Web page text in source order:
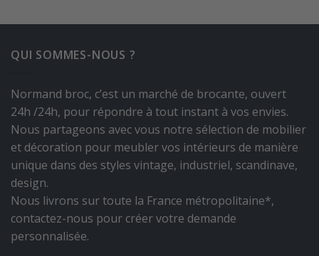
QUI SOMMES-NOUS ?
Normand broc, c’est un marché de brocante, ouvert
24h /24h, pour répondre à tout instant à vos envies.
Nous partageons avec vous notre sélection de mobilier
et décoration pour meubler vos intérieurs de manière
unique dans des styles vintage, industriel, scandinave,
design.
Nous livrons sur toute la France métropolitaine*,
contactez-nous pour créer votre demande
personnalisée.